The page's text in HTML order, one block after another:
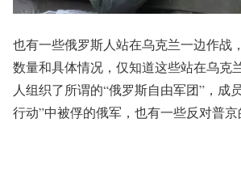
也有一些俄罗斯人站在乌克兰一边作战
数量和具体情况，仅知道这些站在乌克
人组织了所谓的“俄罗斯自由军团”，成
行动”中被俘的俄军，也有一些反对普京